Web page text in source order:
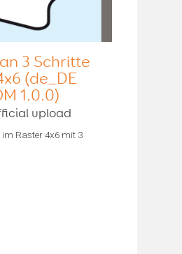
3 Schritte
(de_DE
1.0.0)
upload
Raster 4x6 mit 3